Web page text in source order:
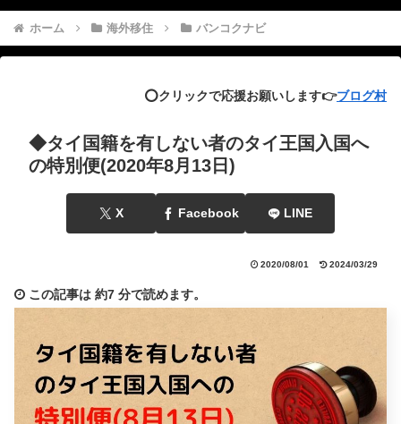
ホーム 海外移住 バンコクナビ
⭕️クリックで応援お願いします👉ブログ村
◆タイ国籍を有しない者のタイ王国入国へ
の特別便(2020年8月13日)
X Facebook LINE
2020/08/01 2024/03/29
この記事は 約7 分で読めます。